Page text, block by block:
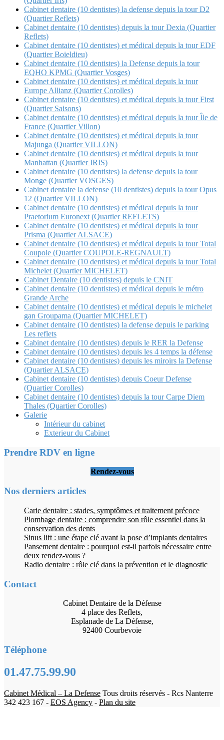
Cabinet dentaire (10 dentistes) la defense depuis la tour D2
(Quartier Reflets)
Cabinet dentaire (10 dentistes) depuis la tour Dexia (Quartier
Reflets)
Cabinet dentaire (10 dentistes) et médical depuis la tour EDF
(Quartier Boieldieu)
Cabinet dentaire (10 dentistes) la Defense depuis la tour
EQHO KPMG (Quartier Vosges)
Cabinet dentaire (10 dentistes) et médical depuis la tour
Europe Allianz (Quartier Corolles)
Cabinet dentaire (10 dentistes) et médical depuis la tour First
(Quartier Saisons)
Cabinet dentaire (10 dentistes) et médical depuis la tour Île de
France (Quartier Villon)
Cabinet dentaire (10 dentistes) et médical depuis la tour
Majunga (Quartier VILLON)
Cabinet dentaire (10 dentistes) et médical depuis la tour
Manhattan (Quartier IRIS)
Cabinet dentaire (10 dentistes) la defense depuis la tour
Monge (Quartier VOSGES)
Cabinet dentaire la defense (10 dentistes) depuis la tour Opus
12 (Quartier VILLON)
Cabinet dentaire (10 dentistes) et médical depuis la tour
Praetorium Euronext (Quartier REFLETS)
Cabinet dentaire (10 dentistes) et médical depuis la tour
Prisma (Quartier ALSACE)
Cabinet dentaire (10 dentistes) et médical depuis la tour Total
Coupole (Quartier COUPOLE-REGNAULT)
Cabinet dentaire (10 dentistes) et médical depuis la tour Total
Michelet (Quartier MICHELET)
Cabinet Dentaire (10 dentistes) depuis le CNIT
Cabinet dentaire (10 dentistes) et médical depuis le métro
Grande Arche
Cabinet dentaire (10 dentistes) et médical depuis le michelet
gan Groupama (Quartier MICHELET)
Cabinet dentaire (10 dentistes) la defense depuis le parking
Les reflets
Cabinet dentaire (10 dentistes) depuis le RER la Defense
Cabinet dentaire (10 dentistes) depuis les 4 temps la défense
Cabinet dentaire (10 dentistes) depuis les miroirs la Defense
(Quartier ALSACE)
Cabinet dentaire (10 dentistes) depuis Coeur Defense
(Quartier Corolles)
Cabinet dentaire (10 dentistes) depuis la tour Carpe Diem
Thales (Quartier Corolles)
Galerie
Intérieur du cabinet
Exterieur du Cabinet
Prendre RDV en ligne
Rendez-vous
Nos derniers articles
Carie dentaire : stades, symptômes et traitement précoce
Plombage dentaire : comprendre son rôle essentiel dans la
conservation des dents
Sinus lift : une étape clé avant la pose d’implants dentaires
Pansement dentaire : pourquoi est-il parfois nécessaire entre
deux rendez-vous ?
Radio dentaire : rôle clé dans la prévention et le diagnostic
Contact
Cabinet Dentaire de la Défense
4 place des Reflets,
Esplanade de La Défense,
92400 Courbevoie
Téléphone
01.47.75.99.90
Cabinet Médical – La Defense Tous droits réservés - Rcs Nanterre
342 423 167 - EOS Agency - Plan du site